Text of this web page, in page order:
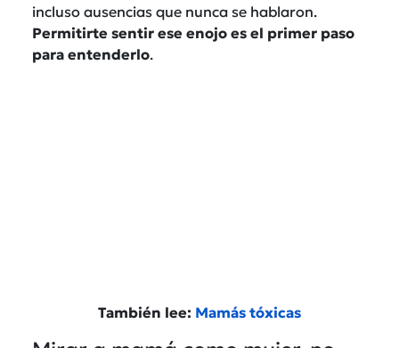
incluso ausencias que nunca se hablaron.
Permitirte sentir ese enojo es el primer paso
para entenderlo.
También lee: Mamás tóxicas